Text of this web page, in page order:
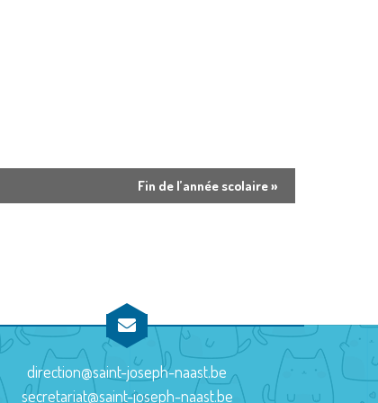
Fin de l’année scolaire»
direction@saint-joseph-naast.be
secretariat@saint-joseph-naast.be